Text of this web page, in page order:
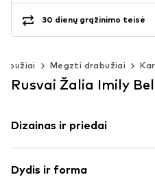
30 dienų grąžinimo teisė
Megzti drabužiai
Rusvai Žalia Imily
Dizainas ir priedai
Megzti drabužiai
Dydis ir forma